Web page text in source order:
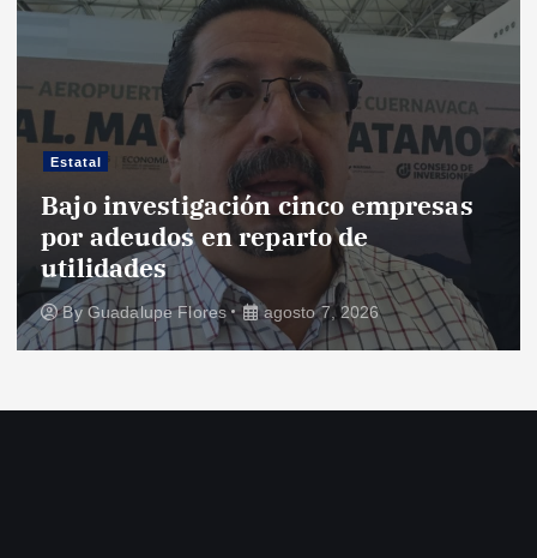
Estatal
Bajo investigación cinco empresas
por adeudos en reparto de
utilidades
ByGuadalupe Flores agosto 7, 2026